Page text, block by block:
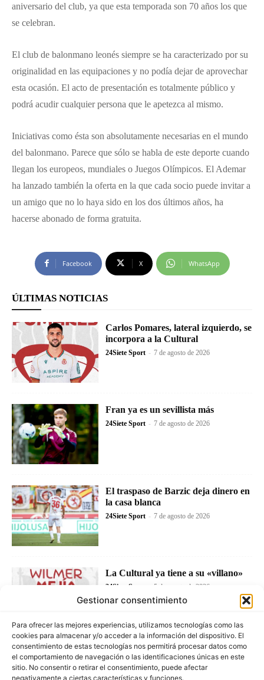
Gestionar consentimiento
Para ofrecer las mejores experiencias, utilizamos tecnologías como las
cookies para almacenar y/o acceder a la información del dispositivo. El
consentimiento de estas tecnologías nos permitirá procesar datos como
el comportamiento de navegación o las identificaciones únicas en este
sitio. No consentir o retirar el consentimiento, puede afectar
negativamente a ciertas características y funciones.
aniversario del club, ya que esta temporada son 70 años los que
se celebran.
El club de balonmano leonés siempre se ha caracterizado por su
originalidad en las equipaciones y no podía dejar de aprovechar
esta ocasión. El acto de presentación es totalmente público y
podrá acudir cualquier persona que le apetezca al mismo.
Iniciativas como ésta son absolutamente necesarias en el mundo
del balonmano. Parece que sólo se habla de este deporte cuando
llegan los europeos, mundiales o Juegos Olímpicos. El Ademar
ha lanzado también la oferta en la que cada socio puede invitar a
un amigo que no lo haya sido en los dos últimos años, ha
hacerse abonado de forma gratuita.
Facebook X WhatsApp
ÚLTIMAS NOTICIAS
Carlos Pomares, lateral izquierdo, se
incorpora a la Cultural
24Siete Sport - 7 de agosto de 2026
Fran ya es un sevillista más
24Siete Sport - 7 de agosto de 2026
El traspaso de Barzic deja dinero en
la casa blanca
24Siete Sport - 7 de agosto de 2026
La Cultural ya tiene a su «villano»
24Siete Sport 5 de agosto de 2026